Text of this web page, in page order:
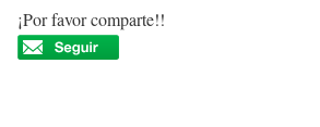
¡Por favor comparte!!